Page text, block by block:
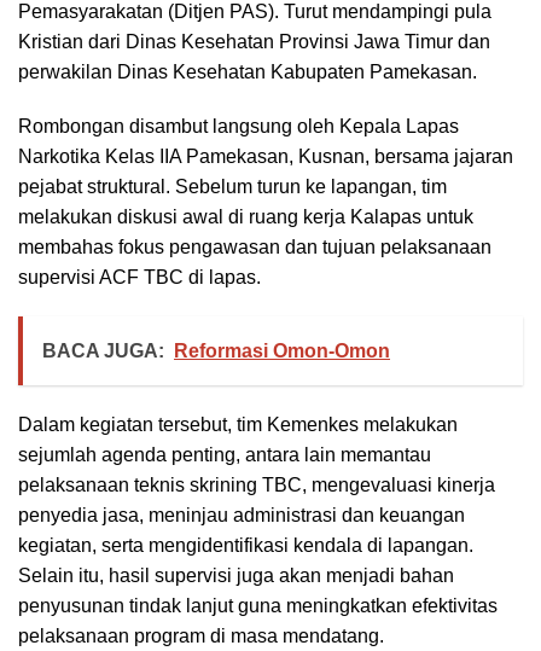
Pemasyarakatan (Ditjen PAS). Turut mendampingi pula
Kristian dari Dinas Kesehatan Provinsi Jawa Timur dan
perwakilan Dinas Kesehatan Kabupaten Pamekasan.
Rombongan disambut langsung oleh Kepala Lapas
Narkotika Kelas IIA Pamekasan, Kusnan, bersama jajaran
pejabat struktural. Sebelum turun ke lapangan, tim
melakukan diskusi awal di ruang kerja Kalapas untuk
membahas fokus pengawasan dan tujuan pelaksanaan
supervisi ACF TBC di lapas.
BACA JUGA: Reformasi Omon-Omon
Dalam kegiatan tersebut, tim Kemenkes melakukan
sejumlah agenda penting, antara lain memantau
pelaksanaan teknis skrining TBC, mengevaluasi kinerja
penyedia jasa, meninjau administrasi dan keuangan
kegiatan, serta mengidentifikasi kendala di lapangan.
Selain itu, hasil supervisi juga akan menjadi bahan
penyusunan tindak lanjut guna meningkatkan efektivitas
pelaksanaan program di masa mendatang.